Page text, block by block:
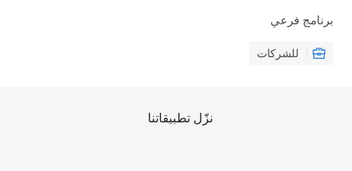
برنامج فرعي
للشركات
نزّل تطبيقاتنا